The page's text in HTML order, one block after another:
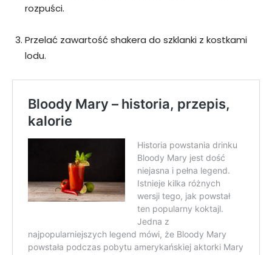
rozpuści.
Przelać zawartość shakera do szklanki z kostkami
lodu.